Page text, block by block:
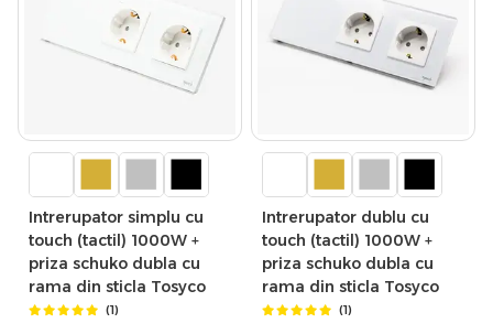
Intrerupator simplu cu
touch (tactil) 1000W +
priza schuko dubla cu
rama din sticla Tosyco
(1)
Intrerupator dublu cu
touch (tactil) 1000W +
priza schuko dubla cu
rama din sticla Tosyco
(1)